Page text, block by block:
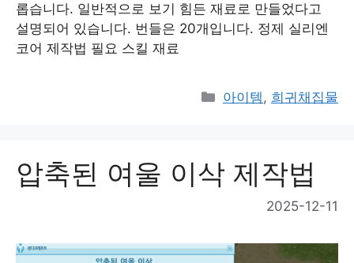
롭습니다. 일반적으로 보기 힘든 재료로 만들었다고
설명되어 있습니다. 번들은 20개입니다. 정제 실리엔
코어 제작법 필요 스킬 재료
Categories
아이템, 희귀채집물
압축된 여울 이삭 제작법
2025-12-11